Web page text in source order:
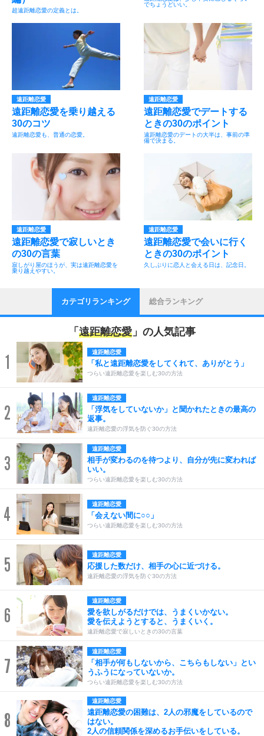
超遠距離恋愛の定義とは。
でちょうどいい。
遠距離恋愛
遠距離恋愛を乗り越える
30のコツ
遠距離恋愛も、普通の恋愛。
遠距離恋愛
遠距離恋愛でデートする
ときの30のポイント
遠距離恋愛のデートの大半は、事前の準
備で決まる。
遠距離恋愛
遠距離恋愛で寂しいとき
の30の言葉
寂しがり屋のほうが、実は遠距離恋愛を
乗り越えやすい。
遠距離恋愛
遠距離恋愛で会いに行く
ときの30のポイント
久しぶりに恋人と会える日は、記念日。
カテゴリランキング 総合ランキング
「 遠距離恋愛 」の人気記事
1 遠距離恋愛
「私と遠距離恋愛をしてくれて、ありがとう」
つらい遠距離恋愛を楽しむ30の方法
2
遠距離恋愛
「浮気をしていないか」と聞かれたときの最高の
返事。
遠距離恋愛の浮気を防ぐ30の方法
3
遠距離恋愛
相手が変わるのを待つより、自分が先に変われば
いい。
つらい遠距離恋愛を楽しむ30の方法
4 遠距離恋愛
「会えない間に○○」
つらい遠距離恋愛を楽しむ30の方法
5 遠距離恋愛
応援した数だけ、相手の心に近づける。
遠距離恋愛の浮気を防ぐ30の方法
6
遠距離恋愛
愛を欲しがるだけでは、うまくいかない。
愛を伝えようとすると、うまくいく。
遠距離恋愛で寂しいときの30の言葉
7
遠距離恋愛
「相手が何もしないから、こちらもしない」とい
うふうになっていないか。
つらい遠距離恋愛を楽しむ30の方法
8
遠距離恋愛
遠距離恋愛の困難は、2人の邪魔をしているので
はない。
2人の信頼関係を深めるお手伝いをしている。